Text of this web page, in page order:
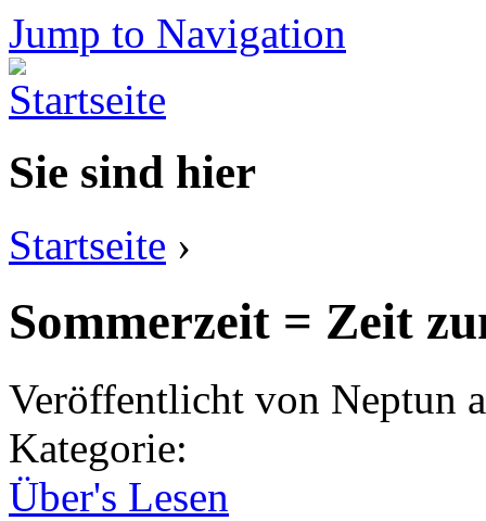
Jump to Navigation
Sie sind hier
Startseite ›
Sommerzeit = Zeit
Veröffentlicht von Neptun
Kategorie:
Über's Lesen